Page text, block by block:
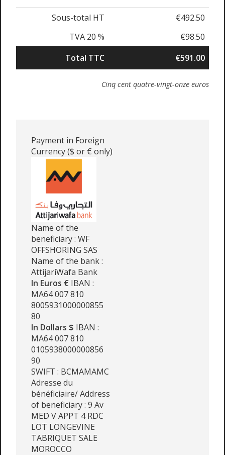
Sous-total HT
€492.50
TVA 20 %
€98.50
Total TTC
€591.00
Cinq cent quatre-vingt-onze euros
Payment in Foreign
Currency ($ or € only)
Name of the
beneficiary : WF
OFFSHORING SAS
Name of the bank :
AttijariWafa Bank
In Euros € IBAN :
MA64 007 810
8005931000000855
80
In Dollars $ IBAN :
MA64 007 810
0105938000000856
90
SWIFT : BCMAMAMC
Adresse du
bénéficiaire/ Address
of beneficiary : 9 Av
MED V APPT 4 RDC
LOT LONGEVINE
TABRIQUET SALE
MOROCCO